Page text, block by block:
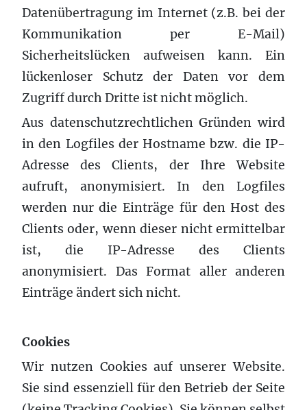
Datenübertragung im Internet (z.B. bei der
Kommunikation per E-Mail)
Sicherheitslücken aufweisen kann. Ein
lückenloser Schutz der Daten vor dem
Zugriff durch Dritte ist nicht möglich.
Aus datenschutzrechtlichen Gründen wird
in den Logfiles der Hostname bzw. die IP-
Adresse des Clients, der Ihre Website
aufruft, anonymisiert. In den Logfiles
werden nur die Einträge für den Host des
Clients oder, wenn dieser nicht ermittelbar
ist, die IP-Adresse des Clients
anonymisiert. Das Format aller anderen
Einträge ändert sich nicht.
Cookies
Wir nutzen Cookies auf unserer Website.
Sie sind essenziell für den Betrieb der Seite